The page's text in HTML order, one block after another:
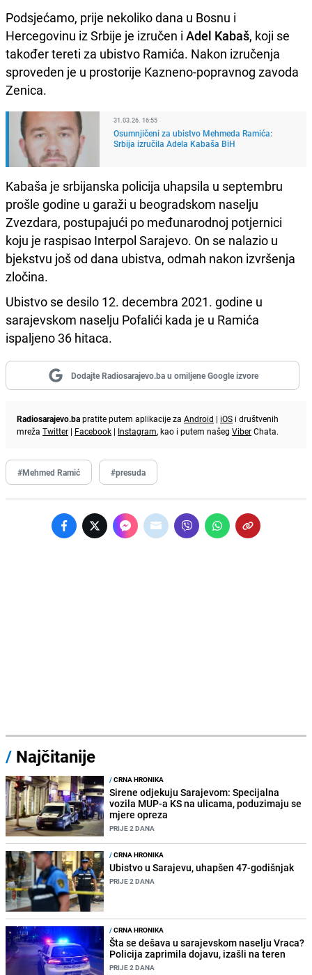
Podsjećamo, prije nekoliko dana u Bosnu i
Hercegovinu iz Srbije je izručen i Adel Kabaš, koji se
također tereti za ubistvo Ramića. Nakon izručenja
sproveden je u prostorije Kazneno-popravnog zavoda
Zenica.
31.03.26. 16:55
Osumnjičeni za ubistvo Mehmeda Ramića:
Srbija izručila Adela Kabaša BiH
Kabaša je srbijanska policija uhapsila u septembru
prošle godine u garaži u beogradskom naselju
Zvezdara, postupajući po međunarodnoj potjernici
koju je raspisao Interpol Sarajevo. On se nalazio u
bjekstvu još od dana ubistva, odmah nakon izvršenja
zločina.
Ubistvo se desilo 12. decembra 2021. godine u
sarajevskom naselju Pofalići kada je u Ramića
ispaljeno 36 hitaca.
Dodajte Radiosarajevo.ba u omiljene Google izvore
Radiosarajevo.bapratite putem aplikacije za Android | iOS i društvenih
mreža Twitter | Facebook | Instagram, kao i putem našeg ViberChata.
#Mehmed Ramić #presuda
/ Najčitanije
/CRNA HRONIKA
Sirene odjekuju Sarajevom: Specijalna
vozila MUP-a KS na ulicama, poduzimaju se
mjere opreza
PRIJE 2 DANA
/CRNA HRONIKA
Ubistvo u Sarajevu, uhapšen 47-godišnjak
PRIJE 2 DANA
/CRNA HRONIKA
Šta se dešava u sarajevskom naselju Vraca?
Policija zaprimila dojavu, izašli na teren
PRIJE 2 DANA